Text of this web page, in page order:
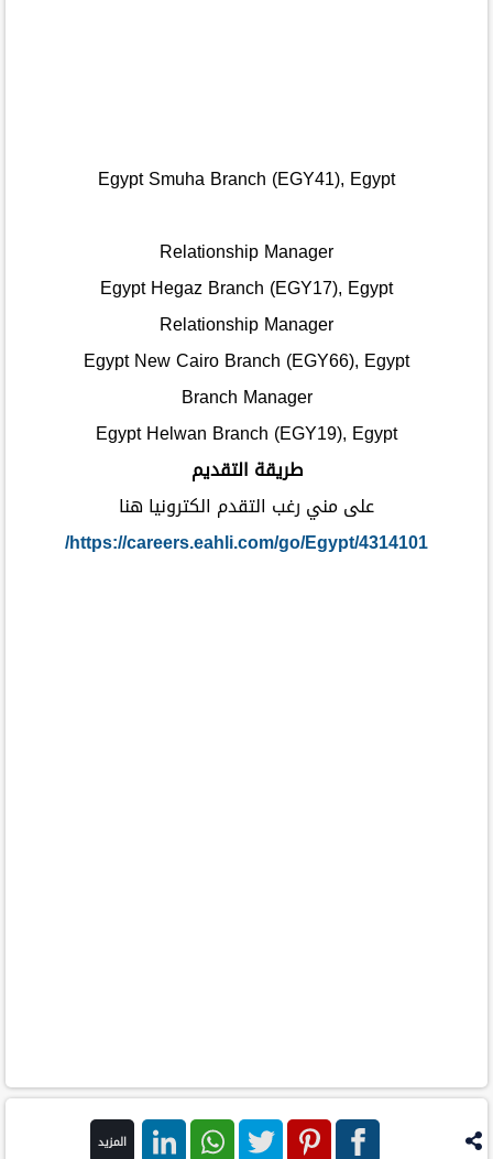
Egypt Smuha Branch (EGY41), Egypt
Relationship Manager
Egypt Hegaz Branch (EGY17), Egypt
Relationship Manager
Egypt New Cairo Branch (EGY66), Egypt
Branch Manager
Egypt Helwan Branch (EGY19), Egypt
طريقة التقديم
على مني رغب التقدم الكترونيا هنا
https://careers.eahli.com/go/Egypt/4314101/
المزيد